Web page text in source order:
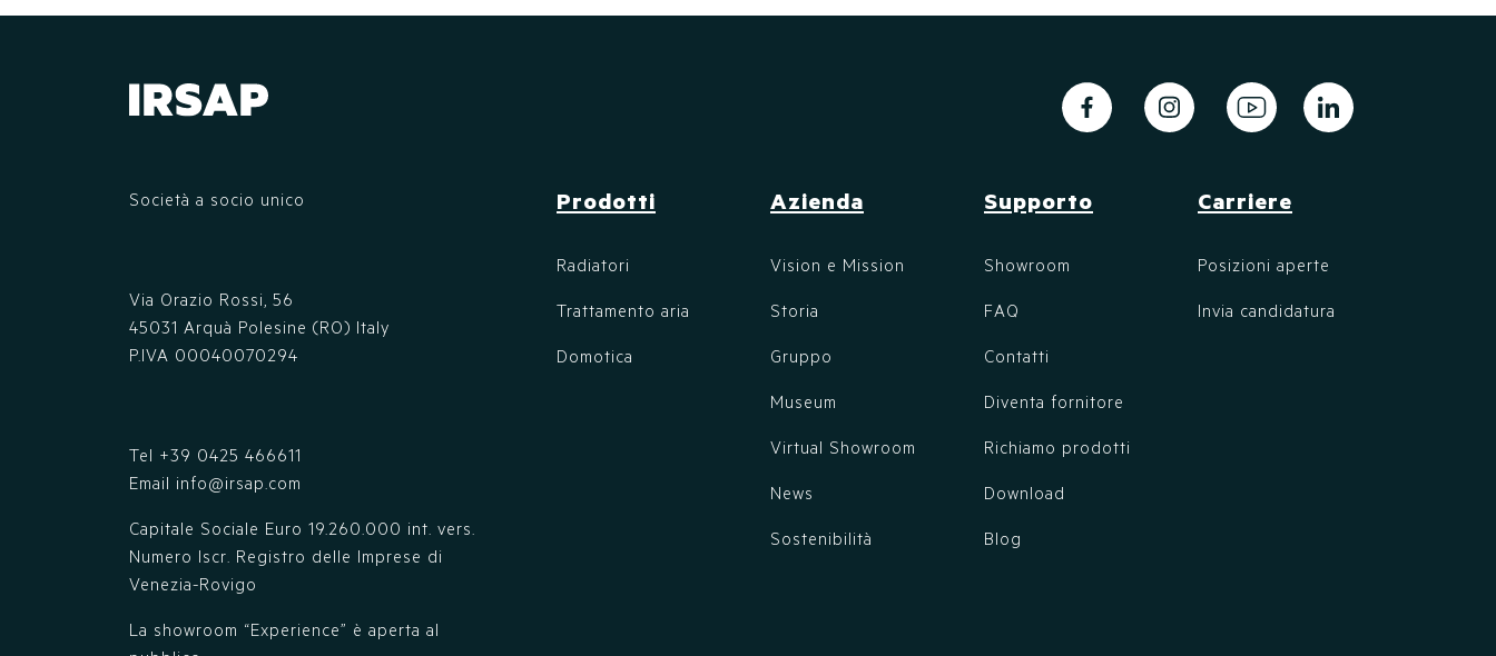
Società a socio unico
Via Orazio Rossi, 56
45031 Arquà Polesine (RO) Italy
P.IVA 00040070294
Tel +39 0425 466611
Email info@irsap.com
Capitale Sociale Euro 19.260.000 int. vers.
Numero Iscr. Registro delle Imprese di
Venezia-Rovigo
La showroom “Experience” è aperta al
Prodotti
Radiatori
Trattamento aria
Domotica
Azienda
Vision e Mission
Storia
Gruppo
Museum
Virtual Showroom
News
Sostenibilità
Supporto
Showroom
FAQ
Contatti
Diventa fornitore
Richiamo prodotti
Download
Blog
Carriere
Posizioni aperte
Invia candidatura